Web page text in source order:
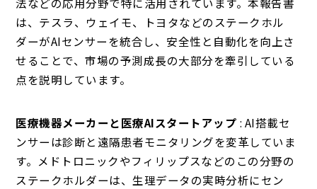
は、テスラ、ウェイモ、トヨタなどのステークホル
ダーがAIセンサーを統合し、安全性と自動化を向上さ
せることで、市場の予測成長の大部分を牽引している
点を説明しています。
医療機器メーカーと医療AIスタートアップ : AI搭載セ
ンサーは診断と遠隔患者モニタリングを変革していま
す。メドトロニックやフィリップスなどのこの分野の
ステークホルダーは、生理データの実時分析にセン